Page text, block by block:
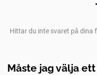
Hittar du inte svaret på dina
Måste jag välja